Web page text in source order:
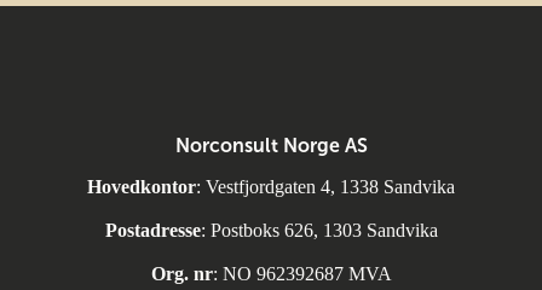
Norconsult Norge AS
Hovedkontor: Vestfjordgaten 4, 1338 Sandvika
Postadresse: Postboks 626, 1303 Sandvika
Org. nr: NO 962392687 MVA